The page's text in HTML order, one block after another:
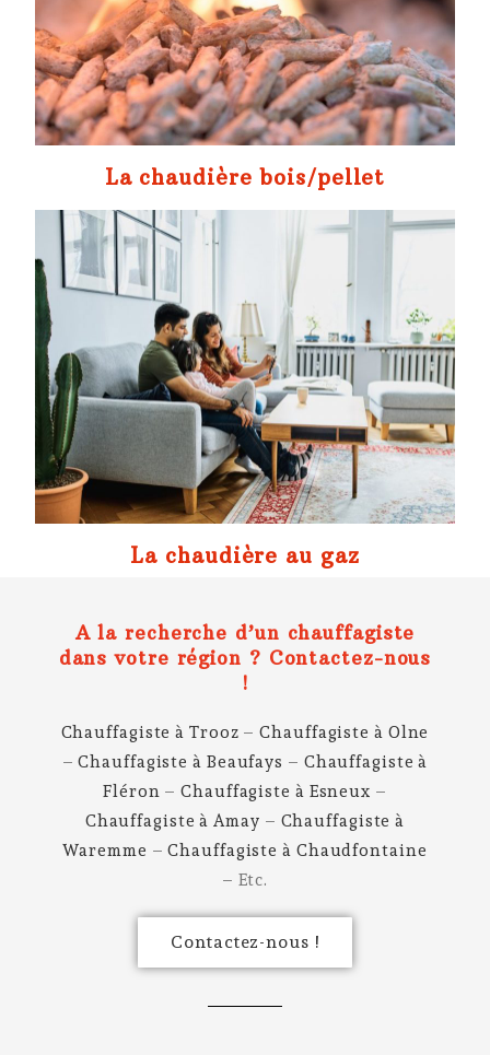
La chaudière bois/pellet
La chaudière au gaz
A la recherche d’un chauffagiste
dans votre région ? Contactez-nous
!
Chauffagiste à Trooz –Chauffagiste à Olne
–Chauffagiste à Beaufays – Chauffagiste à
Fléron –Chauffagiste à Esneux –
Chauffagiste à Amay – Chauffagiste à
Waremme –Chauffagiste à Chaudfontaine
– Etc.
Contactez-nous !